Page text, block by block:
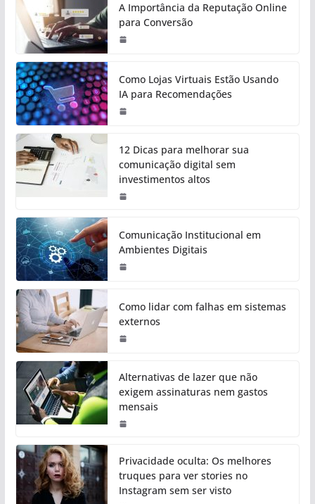
A Importância da Reputação Online
para Conversão
Como Lojas Virtuais Estão Usando
IA para Recomendações
12 Dicas para melhorar sua
comunicação digital sem
investimentos altos
Comunicação Institucional em
Ambientes Digitais
Como lidar com falhas em sistemas
externos
Alternativas de lazer que não
exigem assinaturas nem gastos
mensais
Privacidade oculta: Os melhores
truques para ver stories no
Instagram sem ser visto